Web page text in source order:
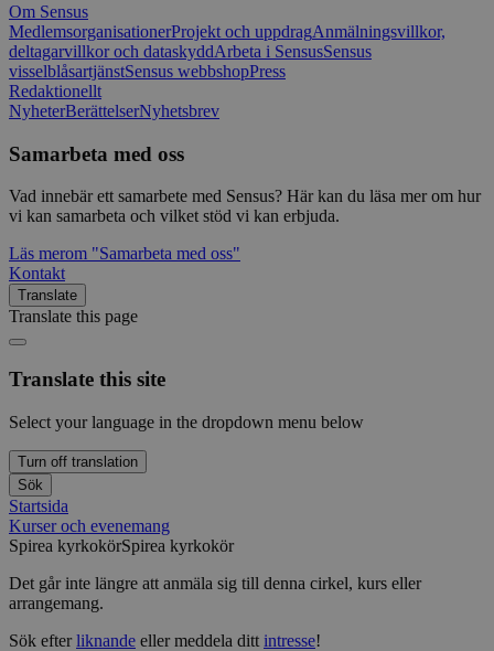
Om Sensus
MedlemsorganisationerProjekt och uppdragAnmälningsvillkor,
deltagarvillkor och dataskyddArbeta i SensusSensus
visselblåsartjänstSensus webbshopPress
Redaktionellt
NyheterBerättelserNyhetsbrev
Samarbeta med oss
Vad innebär ett samarbete med Sensus? Här kan du läsa mer om hur
vi kan samarbeta och vilket stöd vi kan erbjuda.
Läs merom "Samarbeta med oss"
Kontakt
Translate
Translate this page
Translate this site
Select your language in the dropdown menu below
Turn off translation
Sök
Startsida
Kurser och evenemang
Spirea kyrkokörSpirea kyrkokör
Det går inte längre att anmäla sig till denna cirkel, kurs eller
arrangemang.
Sök efterliknande eller meddela ditt intresse!